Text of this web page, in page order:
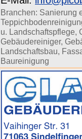
Branchen: Sanierung
u. Landschaftspflege,
Gebäudereiniger,
Landschaftsbau,
Baureinigung